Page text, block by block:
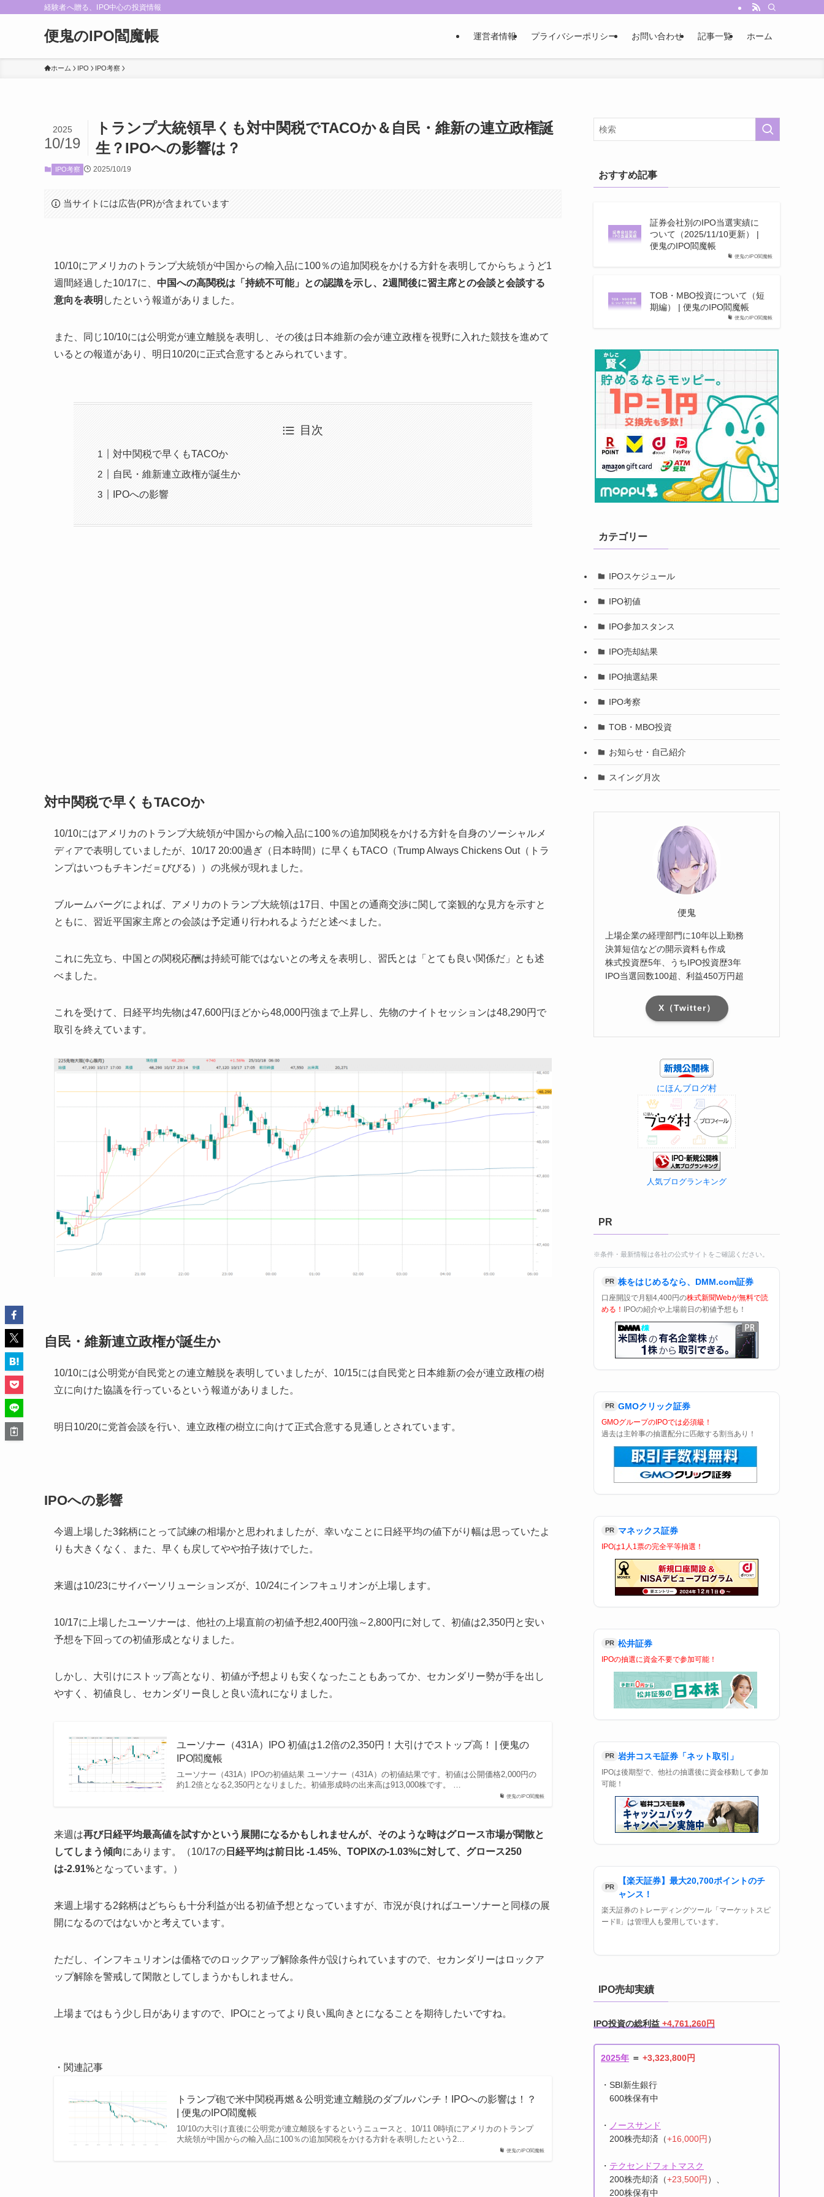
経験者へ贈る、IPO中心の投資情報
便鬼のIPO閻魔帳 運営者情報 プライバシーポリシー お問い合わせ 記事一覧 ホーム
ホーム IPO IPO考察
トランプ大統領早くも対中関税でTACOか＆自民・維新の連立政権誕
生？IPOへの影響は？
2025
10/19
IPO考察 2025/10/19
当サイトには広告(PR)が含まれています
10/10にアメリカのトランプ大統領が中国からの輸入品に100％の追加関税をかける方針を表明してからちょうど1
週間経過した10/17に、 中国への高関税は「持続不可能」との認識を示し、2週間後に習主席との会談と会談する
意向を表明 したという報道がありました。
また、同じ10/10には公明党が連立離脱を表明し、その後は日本維新の会が連立政権を視野に入れた競技を進めて
いるとの報道があり、明日10/20に正式合意するとみられています。
目次
対中関税で早くもTACOか
自民・維新連立政権が誕生か
IPOへの影響
対中関税で早くもTACOか
10/10にはアメリカのトランプ大統領が中国からの輸入品に100％の追加関税をかける方針を自身のソーシャルメ
ディアで表明していましたが、10/17 20:00過ぎ（日本時間）に早くもTACO（Trump Always Chickens Out（トラ
ンプはいつもチキンだ＝びびる））の兆候が現れました。
ブルームバーグによれば、アメリカのトランプ大統領は17日、中国との通商交渉に関して楽観的な見方を示すと
ともに、習近平国家主席との会談は予定通り行われるようだと述べました。
これに先立ち、中国との関税応酬は持続可能ではないとの考えを表明し、習氏とは「とても良い関係だ」とも述
べました。
これを受けて、日経平均先物は47,600円ほどから48,000円強まで上昇し、先物のナイトセッションは48,290円で
取引を終えています。
自民・維新連立政権が誕生か
10/10には公明党が自民党との連立離脱を表明していましたが、10/15には自民党と日本維新の会が連立政権の樹
立に向けた協議を行っているという報道がありました。
明日10/20に党首会談を行い、連立政権の樹立に向けて正式合意する見通しとされています。
IPOへの影響
今週上場した3銘柄にとって試練の相場かと思われましたが、幸いなことに日経平均の値下がり幅は思っていたよ
りも大きくなく、また、早くも戻してやや拍子抜けでした。
来週は10/23にサイバーソリューションズが、10/24にインフキュリオンが上場します。
10/17に上場したユーソナーは、他社の上場直前の初値予想2,400円強～2,800円に対して、初値は2,350円と安い
予想を下回っての初値形成となりました。
しかし、大引けにストップ高となり、初値が予想よりも安くなったこともあってか、セカンダリー勢が手を出し
やすく、初値良し、セカンダリー良しと良い流れになりました。
便鬼のIPO閻魔帳
ユーソナー（431A）IPO 初値は1.2倍の2,350円！大引けでストップ高！ | 便鬼の
IPO閻魔帳
ユーソナー（431A）IPOの初値結果 ユーソナー（431A）の初値結果です。初値は公開価格2,000円の
約1.2倍となる2,350円となりました。初値形成時の出来高は913,000株です。 …
来週は再び日経平均最高値を試すかという展開になるかもしれませんが、そのような時はグロース市場が閑散と
してしまう傾向にあります。（10/17の 日経平均は前日比 -1.45%、TOPIXの-1.03%に対して、グロース250
は-2.91%となっています。）
来週上場する2銘柄はどちらも十分利益が出る初値予想となっていますが、市況が良ければユーソナーと同様の展
開になるのではないかと考えています。
ただし、インフキュリオンは価格でのロックアップ解除条件が設けられていますので、セカンダリーはロックア
ップ解除を警戒して閑散としてしまうかもしれません。
上場まではもう少し日がありますので、IPOにとってより良い風向きとになることを期待したいですね。
・関連記事
便鬼のIPO閻魔帳
トランプ砲で米中関税再燃＆公明党連立離脱のダブルパンチ！IPOへの影響は！？
| 便鬼のIPO閻魔帳
10/10の大引け直後に公明党が連立離脱をするというニュースと、10/11 0時頃にアメリカのトランプ
大統領が中国からの輸入品に100％の追加関税をかける方針を表明したという2…
おすすめ記事
便鬼のIPO閻魔帳
証券会社別のIPO当選実績に
ついて（2025/11/10更新） |
便鬼のIPO閻魔帳
便鬼のIPO閻魔帳
TOB・MBO投資について（短
期編） | 便鬼のIPO閻魔帳
カテゴリー
IPOスケジュール
IPO初値
IPO参加スタンス
IPO売却結果
IPO抽選結果
IPO考察
TOB・MBO投資
お知らせ・自己紹介
スイング月次
便鬼
上場企業の経理部門に10年以上勤務
決算短信などの開示資料も作成
株式投資歴5年、うちIPO投資歴3年
IPO当選回数100超、利益450万円超
X（Twitter）
にほんブログ村
人気ブログランキング
PR
※条件・最新情報は各社の公式サイトをご確認ください。
PR 株をはじめるなら、DMM.com証券
口座開設で月額4,400円の株式新聞Webが無料で読
める！ IPOの紹介や上場前日の初値予想も！
PR GMOクリック証券
GMOグループのIPOでは必須級！
過去は主幹事の抽選配分に匹敵する割当あり！
PR マネックス証券
IPOは1人1票の完全平等抽選！
PR 松井証券
IPOの抽選に資金不要で参加可能！
PR 岩井コスモ証券「ネット取引」
IPOは後期型で、他社の抽選後に資金移動して参加
可能！
PR
【楽天証券】最大20,700ポイントのチ
ャンス！
楽天証券のトレーディングツール「マーケットスピ
ードII」は管理人も愛用しています。
IPO売却実績
IPO投資の総利益+4,761,260円
2025年＝+3,323,800円
600株保有中
200株売却済（+16,000円